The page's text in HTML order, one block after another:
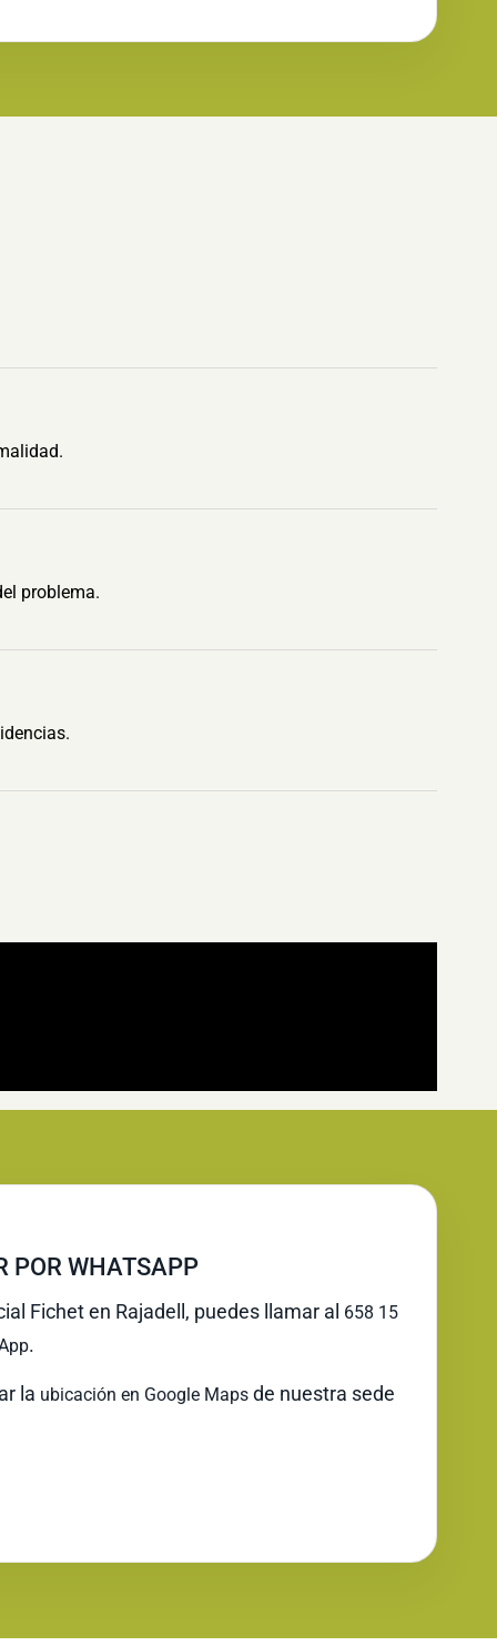
problema.
POR WHATSAPP
Fichet en Rajadell, puedes llamar al 658 15
.
la ubicación en Google Maps de nuestra sede